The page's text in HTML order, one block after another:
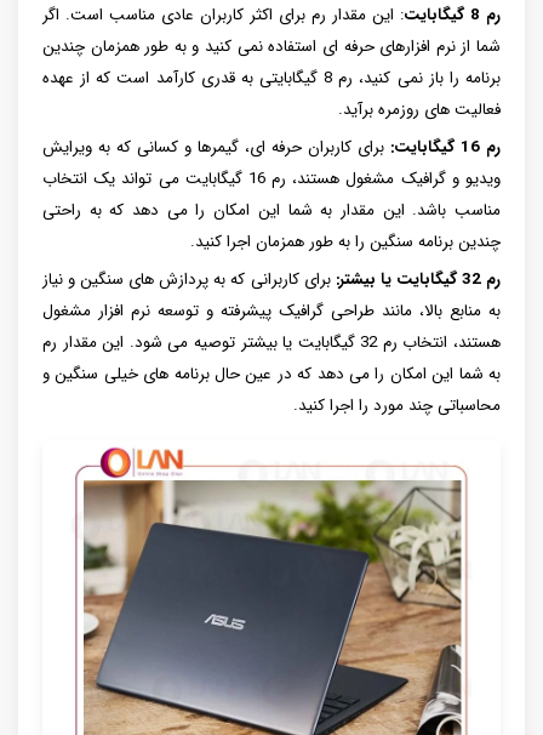
رم 8 گیگابایت
: این مقدار رم برای اکثر کاربران عادی مناسب است. اگر
شما از نرم افزارهای حرفه ای استفاده نمی کنید و به طور همزمان چندین
برنامه را باز نمی کنید، رم 8 گیگابایتی به قدری کارآمد است که از عهده
فعالیت های روزمره برآید.
رم 16 گیگابایت:
برای کاربران حرفه ای، گیمرها و کسانی که به ویرایش
ویدیو و گرافیک مشغول هستند، رم 16 گیگابایت می تواند یک انتخاب
مناسب باشد. این مقدار به شما این امکان را می دهد که به راحتی
چندین برنامه سنگین را به طور همزمان اجرا کنید.
رم 32 گیگابایت یا بیشتر:
برای کاربرانی که به پردازش های سنگین و نیاز
به منابع بالا، مانند طراحی گرافیک پیشرفته و توسعه نرم افزار مشغول
هستند، انتخاب رم 32 گیگابایت یا بیشتر توصیه می شود. این مقدار رم
به شما این امکان را می دهد که در عین حال برنامه های خیلی سنگین و
محاسباتی چند مورد را اجرا کنید.